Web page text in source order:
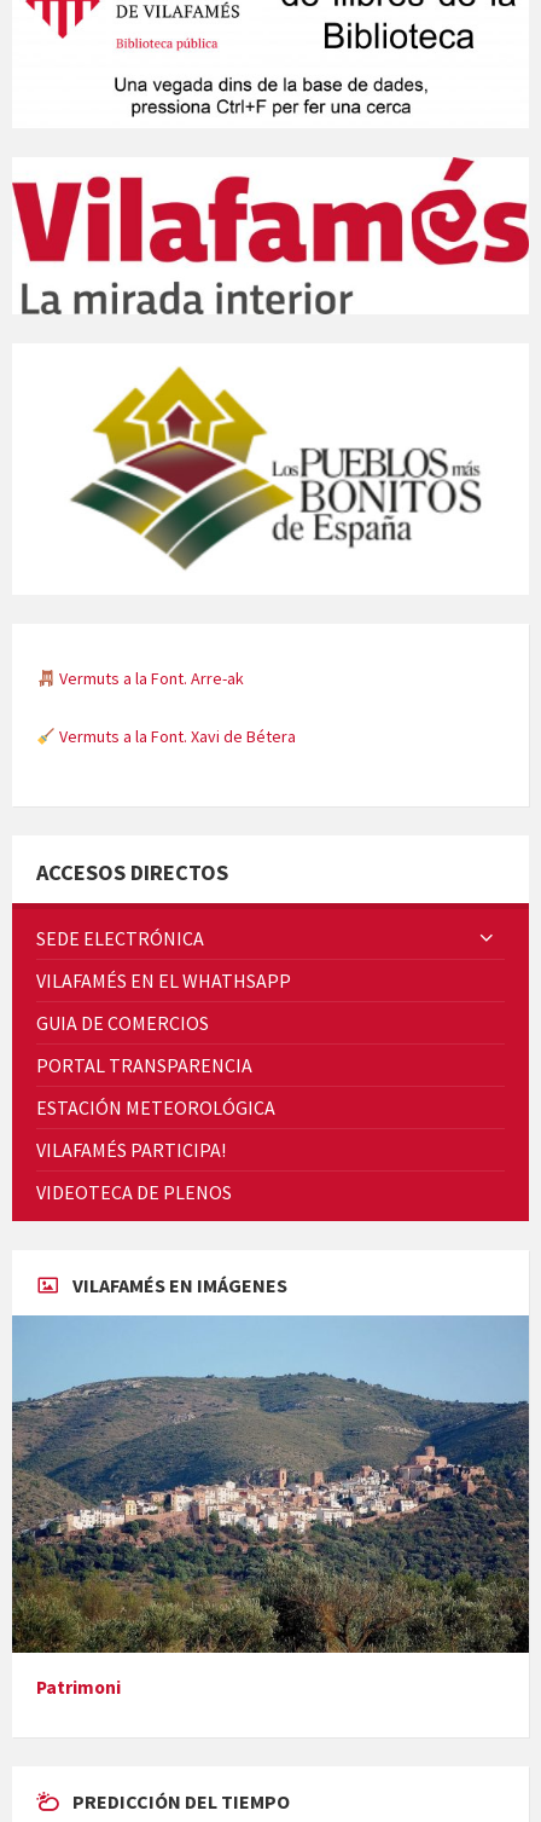
Vermuts a la Font. Arre-ak
Vermuts a la Font. Xavi de Bétera
Quintà Culroja
Cicle de Cine i Dones rurals
Concerts al Museu
Presentació del llibre &quot;La mare&quot;, d'Emma Zafon
En Bum
ACCESOS DIRECTOS
SEDE ELECTRÓNICA
VILAFAMÉS EN EL WHATHSAPP
GUIA DE COMERCIOS
PORTAL TRANSPARENCIA
ESTACIÓN METEOROLÓGICA
VILAFAMÉS PARTICIPA!
VIDEOTECA DE PLENOS
VILAFAMÉS EN IMÁGENES
Patrimoni
PREDICCIÓN DEL TIEMPO